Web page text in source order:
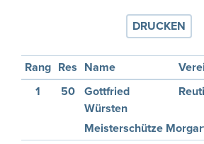
DRUCKEN
Rang Res Name
1
50
Gottfried
Würsten
Meisterschütze